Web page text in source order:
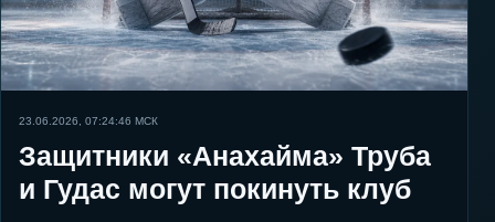
23.06.2026, 07:24:46 МСК
Защитники «Анахайма» Труба
и Гудас могут покинуть клуб